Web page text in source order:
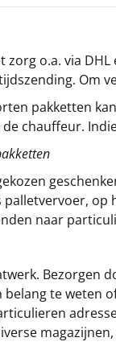
zorg o.a. via
Om
pakketten
chauffeur.
palletvervoer, op
naar
Bezorgen
belang te weten